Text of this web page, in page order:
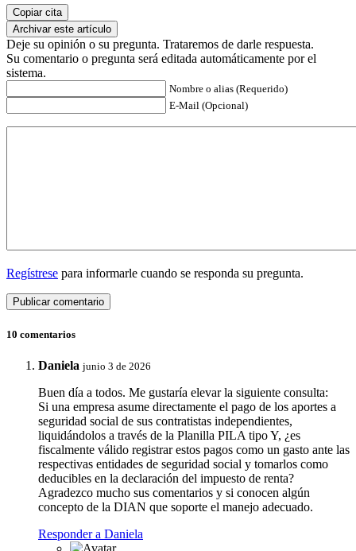
Copiar cita
Archivar este artículo
Deje su opinión o su pregunta. Trataremos de darle respuesta.
Su comentario o pregunta será editada automáticamente por el
sistema.
Nombre o alias (Requerido)
E-Mail (Opcional)
Regístrese para informarle cuando se responda su pregunta.
10 comentarios
Daniela junio 3 de 2026
Buen día a todos. Me gustaría elevar la siguiente consulta:
Si una empresa asume directamente el pago de los aportes a
seguridad social de sus contratistas independientes,
liquidándolos a través de la Planilla PILA tipo Y, ¿es
fiscalmente válido registrar estos pagos como un gasto ante las
respectivas entidades de seguridad social y tomarlos como
deducibles en la declaración del impuesto de renta?
Agradezco mucho sus comentarios y si conocen algún
concepto de la DIAN que soporte el manejo adecuado.
Responder a Daniela